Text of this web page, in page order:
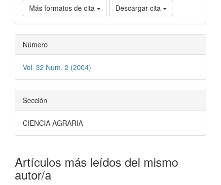
Más formatos de cita Descargar cita
Número
Vol. 32 Núm. 2 (2004)
Sección
CIENCIA AGRARIA
Artículos más leídos del mismo
autor/a